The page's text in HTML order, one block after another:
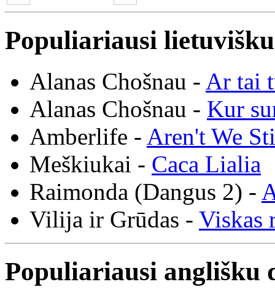
Populiariausi
Alanas Chošnau - Ar tai
Alanas Chošnau - Kur
Amberlife - Aren't We
Meškiukai - Caca Lialia
Raimonda (Dangus 2) -
Vilija ir Grūdas - Viskas
Populiariausi anglišku